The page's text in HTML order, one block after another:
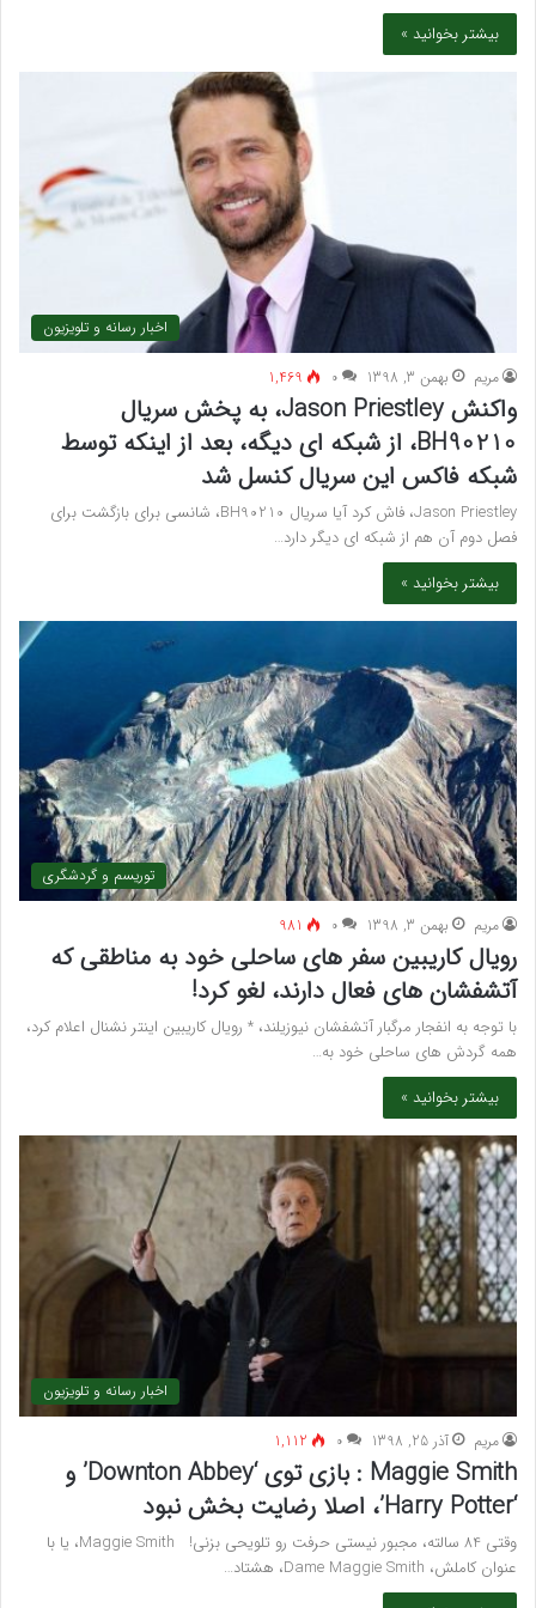
بیشتر بخوانید »
اخبار رسانه و تلویزیون
مريم بهمن 3, 1398 ۰ 1,469
واکنش Jason Priestley، به پخش سریال
BH90210، از شبکه ای دیگه، بعد از اینکه توسط
شبکه فاکس این سریال کنسل شد
Jason Priestley، فاش کرد آیا سریال BH90210، شانسی برای بازگشت برای
فصل دوم آن هم از شبکه ای دیگر دارد…
بیشتر بخوانید »
توریسم و گردشگری
مريم بهمن 3, 1398 ۰ 981
رویال کاریبین سفر های ساحلی خود به مناطقی که
آتشفشان های فعال دارند، لغو کرد!
با توجه به انفجار مرگبار آتشفشان نیوزیلند، * رویال کاریبین اینتر نشنال اعلام کرد،
همه گردش های ساحلی خود به…
بیشتر بخوانید »
اخبار رسانه و تلویزیون
مريم آذر 25, 1398 ۰ 1,112
Maggie Smith : بازی توی ‘Downton Abbey’ و
‘Harry Potter’، اصلا رضایت بخش نبود
وقتی 84 سالته، مجبور نیستی حرفت رو تلویحی بزنی! Maggie Smith، یا با
عنوان کاملش، Dame Maggie Smith، هشتاد…